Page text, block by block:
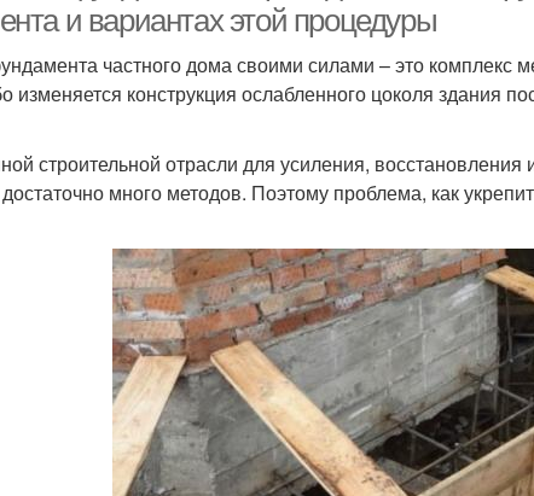
и вариантах этой процедуры
частного дома своими силами – это комплекс
изменяется конструкция ослабленного цоколя здания
строительной отрасли для усиления,
много методов. Поэтому проблема, как